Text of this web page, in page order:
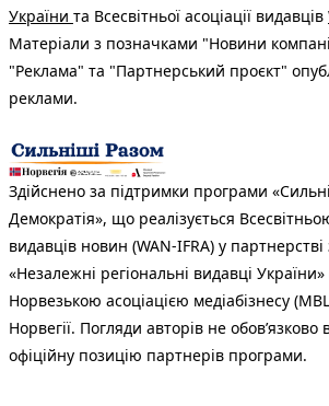
України та Всесвітньої асоціації видавців
Матеріали з позначками "Новини
"Реклама" та "Партнерський проєкт"
реклами.
Здійснено за підтримки програми
Демократія», що реалізується
видавців новин (WAN-IFRA) у партнерстві
«Незалежні регіональні видавці
Норвезькою асоціацією медіабізнесу
Норвегії. Погляди авторів не
офіційну позицію партнерів програми.